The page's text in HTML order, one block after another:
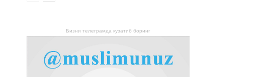
Бизни телеграмда кузатиб боринг